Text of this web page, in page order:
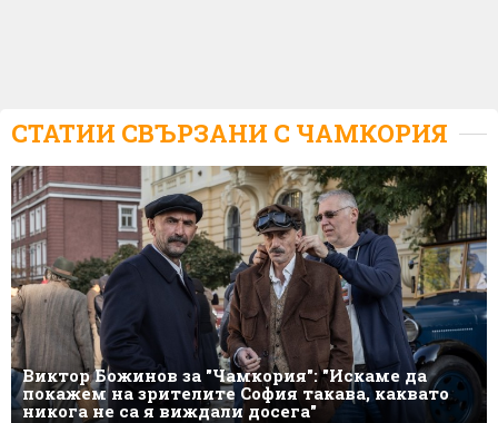
СТАТИИ СВЪРЗАНИ С ЧАМКОРИЯ
Виктор Божинов за "Чамкория": "Искаме да
покажем на зрителите София такава, каквато
никога не са я виждали досега"